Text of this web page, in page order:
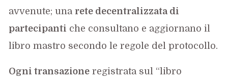
avvenute; una rete decentralizzata di
partecipanti che consultano e aggiornano il
libro mastro secondo le regole del protocollo.
Ogni transazione registrata sul “libro